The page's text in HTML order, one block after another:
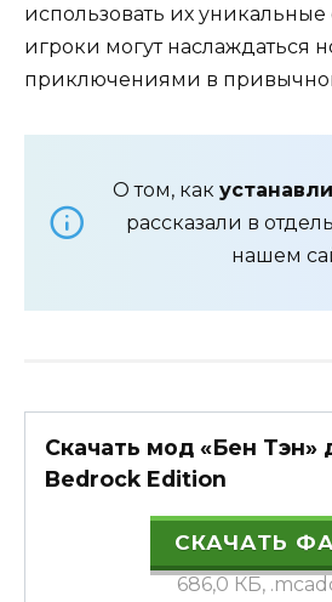
использовать их уникальные
игроки могут наслаждаться
приключениями в
О том, как
рассказали в
нашем
Скачать мод «Бен Тэн»
Bedrock Edition
СКАЧАТЬ
686,0 КБ,